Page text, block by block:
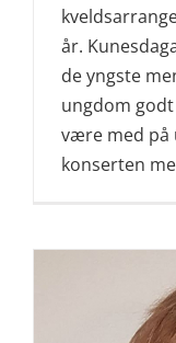
år.
de yngste
ungdom
være med på
konserten